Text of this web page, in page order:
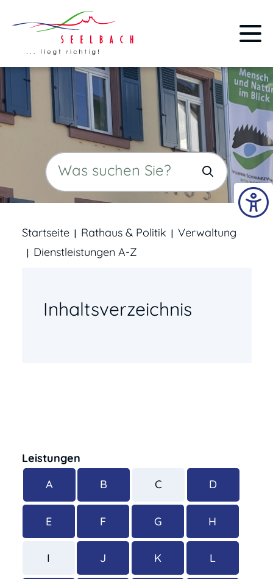
Startseite Rathaus & Politik
Verwaltung
Dienstleistungen A-Z
Inhaltsverzeichnis
Leistungen
A
B C D
E F G H
I J K L